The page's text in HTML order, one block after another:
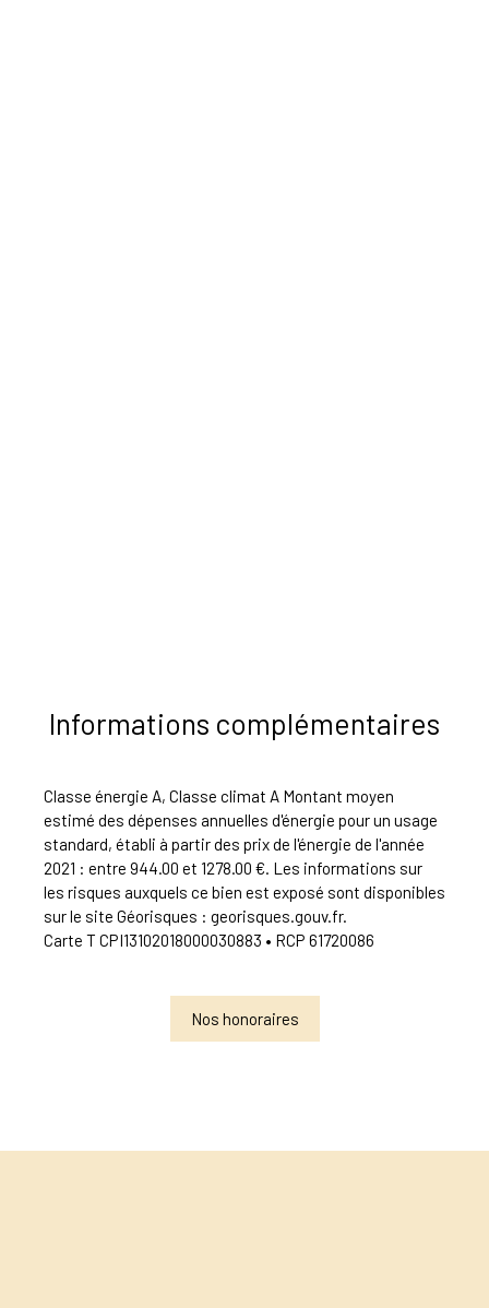
Informations complémentaires
Classe énergie A, Classe climat A Montant moyen
estimé des dépenses annuelles d'énergie pour un usage
standard, établi à partir des prix de l'énergie de l'année
2021 : entre 944.00 et 1278.00 €. Les informations sur
les risques auxquels ce bien est exposé sont disponibles
sur le site Géorisques : georisques.gouv.fr.
Carte T CPI13102018000030883 • RCP 61720086
Nos honoraires